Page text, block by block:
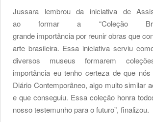
Jussara lembrou da iniciativa de
ao formar a “Coleção
grande importância por reunir obras que
arte brasileira. Essa iniciativa serviu
diversos museus formarem
importância eu tenho certeza de que
Diário Contemporâneo, algo muito similar
e que conseguiu. Essa coleção honra
nosso testemunho para o futuro”, finalizou.